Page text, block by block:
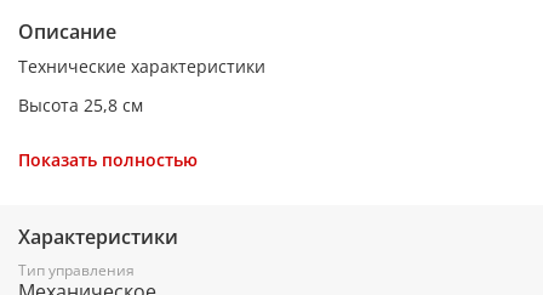
Описание
Технические характеристики
Высота 25,8 см
Цвет Красный
Показать полностью
Характеристики
Тип управления